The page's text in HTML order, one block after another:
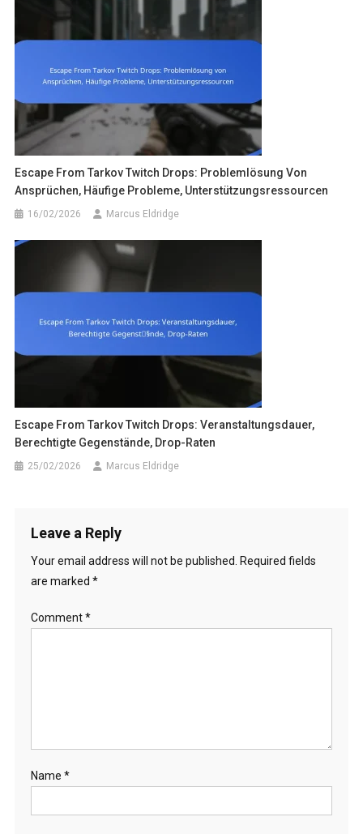
Escape From Tarkov Twitch Drops: Problemlösung Von
Ansprüchen, Häufige Probleme, Unterstützungsressourcen
16/02/2026 Marcus Eldridge
Escape From Tarkov Twitch Drops: Veranstaltungsdauer,
Berechtigte Gegenstände, Drop-Raten
25/02/2026 Marcus Eldridge
Leave a Reply
Your email address will not be published. Required fields
are marked *
Comment*
Name *